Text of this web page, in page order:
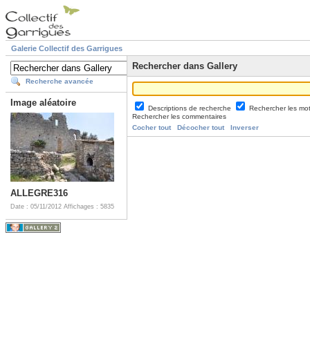
Galerie Collectif des Garrigues
Recherche avancée
Image aléatoire
ALLEGRE316
Date : 05/11/2012 Affichages : 5835
Rechercher dans Gallery
Descriptions de recherche
Rechercher les
Rechercher les commentaires
Cocher tout
Décocher tout Inverser